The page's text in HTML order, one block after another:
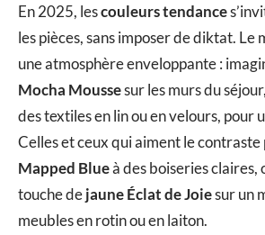
En 2025, lescouleurs tendance
les pièces, sans imposer de diktat. Le
une atmosphère enveloppante :
Mocha Moussesur les murs du
des textiles en lin ou en velours, pour
Celles et ceux qui aiment le
Mapped Blueà des boiseries claires,
touche dejaune Éclat de Joiesur un
meubles en rotin ou en laiton.